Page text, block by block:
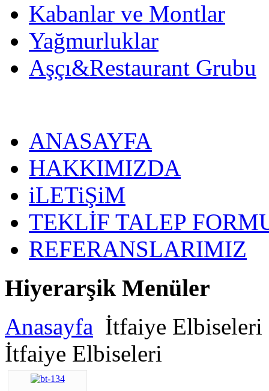
Kabanlar ve Montlar
Yağmurluklar
Aşçı&Restaurant Grubu
ANASAYFA
HAKKIMIZDA
iLETiŞiM
TEKLİF TALEP
REFERANSLARIMIZ
Hiyerarşik Menüler
Anasayfa İtfaiye Elbiseleri
İtfaiye Elbiseleri